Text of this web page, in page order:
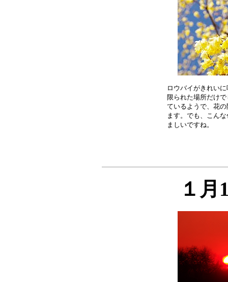
ロウバイがきれい
限られた場所だけ
ているようで、花
ます。でも、こん
１月